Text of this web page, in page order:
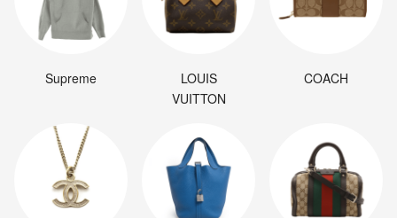
Supreme
LOUIS
VUITTON
COACH